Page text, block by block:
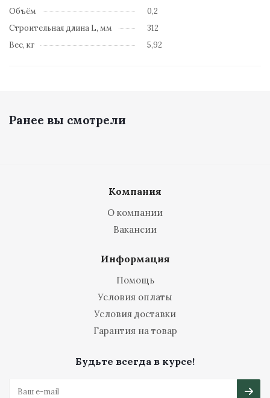
Объём
0,2
Строительная длина L, мм
312
Вес, кг
5,92
Ранее вы смотрели
Компания
О компании
Вакансии
Информация
Помощь
Условия оплаты
Условия доставки
Гарантия на товар
Будьте всегда в курсе!